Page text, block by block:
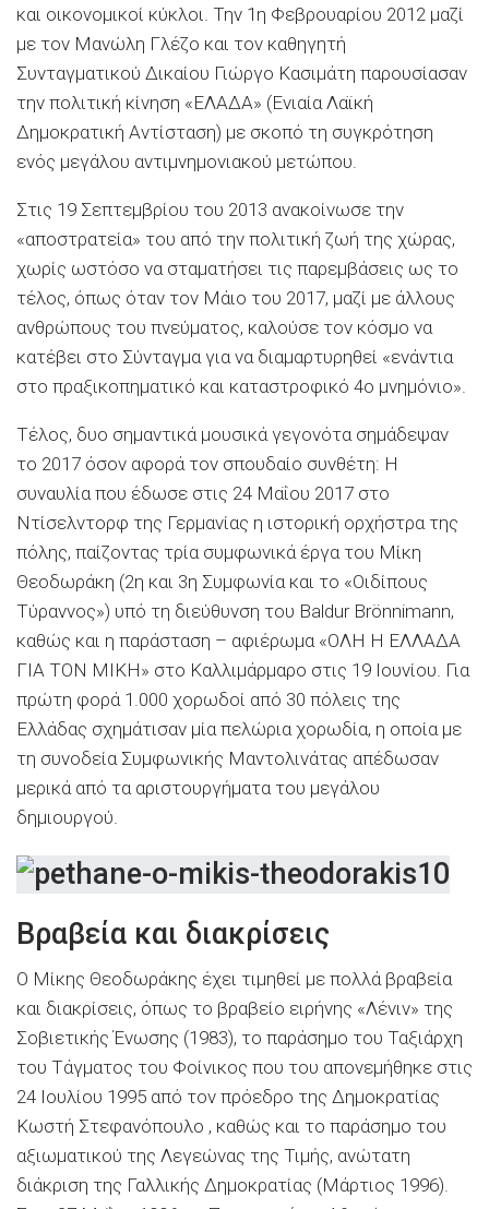
και οικονομικοί κύκλοι. Την 1η Φεβρουαρίου 2012 μαζί
με τον Μανώλη Γλέζο και τον καθηγητή
Συνταγματικού Δικαίου Γιώργο Κασιμάτη παρουσίασαν
την πολιτική κίνηση «ΕΛΑΔΑ» (Ενιαία Λαϊκή
Δημοκρατική Αντίσταση) με σκοπό τη συγκρότηση
ενός μεγάλου αντιμνημονιακού μετώπου.
Στις 19 Σεπτεμβρίου του 2013 ανακοίνωσε την
«αποστρατεία» του από την πολιτική ζωή της χώρας,
χωρίς ωστόσο να σταματήσει τις παρεμβάσεις ως το
τέλος, όπως όταν τον Μάιο του 2017, μαζί με άλλους
ανθρώπους του πνεύματος, καλούσε τον κόσμο να
κατέβει στο Σύνταγμα για να διαμαρτυρηθεί «ενάντια
στο πραξικοπηματικό και καταστροφικό 4ο μνημόνιο».
Τέλος, δυο σημαντικά μουσικά γεγονότα σημάδεψαν
το 2017 όσον αφορά τον σπουδαίο συνθέτη: Η
συναυλία που έδωσε στις 24 Μαΐου 2017 στο
Ντίσελντορφ της Γερμανίας η ιστορική ορχήστρα της
πόλης, παίζοντας τρία συμφωνικά έργα του Μίκη
Θεοδωράκη (2η και 3η Συμφωνία και το «Οιδίπους
Τύραννος») υπό τη διεύθυνση του Baldur Brönnimann,
καθώς και η παράσταση – αφιέρωμα «ΟΛΗ Η ΕΛΛΑΔΑ
ΓΙΑ ΤΟΝ ΜΙΚΗ» στο Καλλιμάρμαρο στις 19 Ιουνίου. Για
πρώτη φορά 1.000 χορωδοί από 30 πόλεις της
Ελλάδας σχημάτισαν μία πελώρια χορωδία, η οποία με
τη συνοδεία Συμφωνικής Μαντολινάτας απέδωσαν
μερικά από τα αριστουργήματα του μεγάλου
δημιουργού.
Βραβεία και διακρίσεις
Ο Μίκης Θεοδωράκης έχει τιμηθεί με πολλά βραβεία
και διακρίσεις, όπως το βραβείο ειρήνης «Λένιν» της
Σοβιετικής Ένωσης (1983), το παράσημο του Ταξιάρχη
του Τάγματος του Φοίνικος που του απονεμήθηκε στις
24 Ιουλίου 1995 από τον πρόεδρο της Δημοκρατίας
Κωστή Στεφανόπουλο , καθώς και το παράσημο του
αξιωματικού της Λεγεώνας της Τιμής, ανώτατη
διάκριση της Γαλλικής Δημοκρατίας (Μάρτιος 1996).